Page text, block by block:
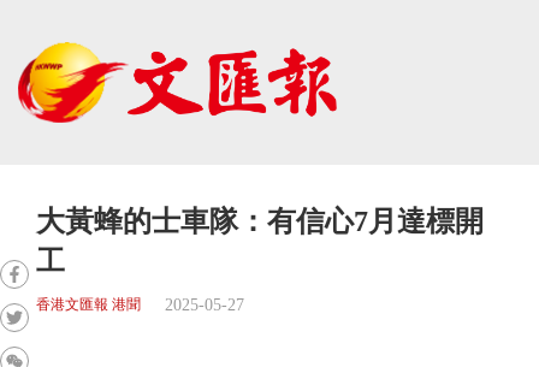
大黃蜂的士車隊：有信心7月達標開
工
香港文匯報 港聞 2025-05-27